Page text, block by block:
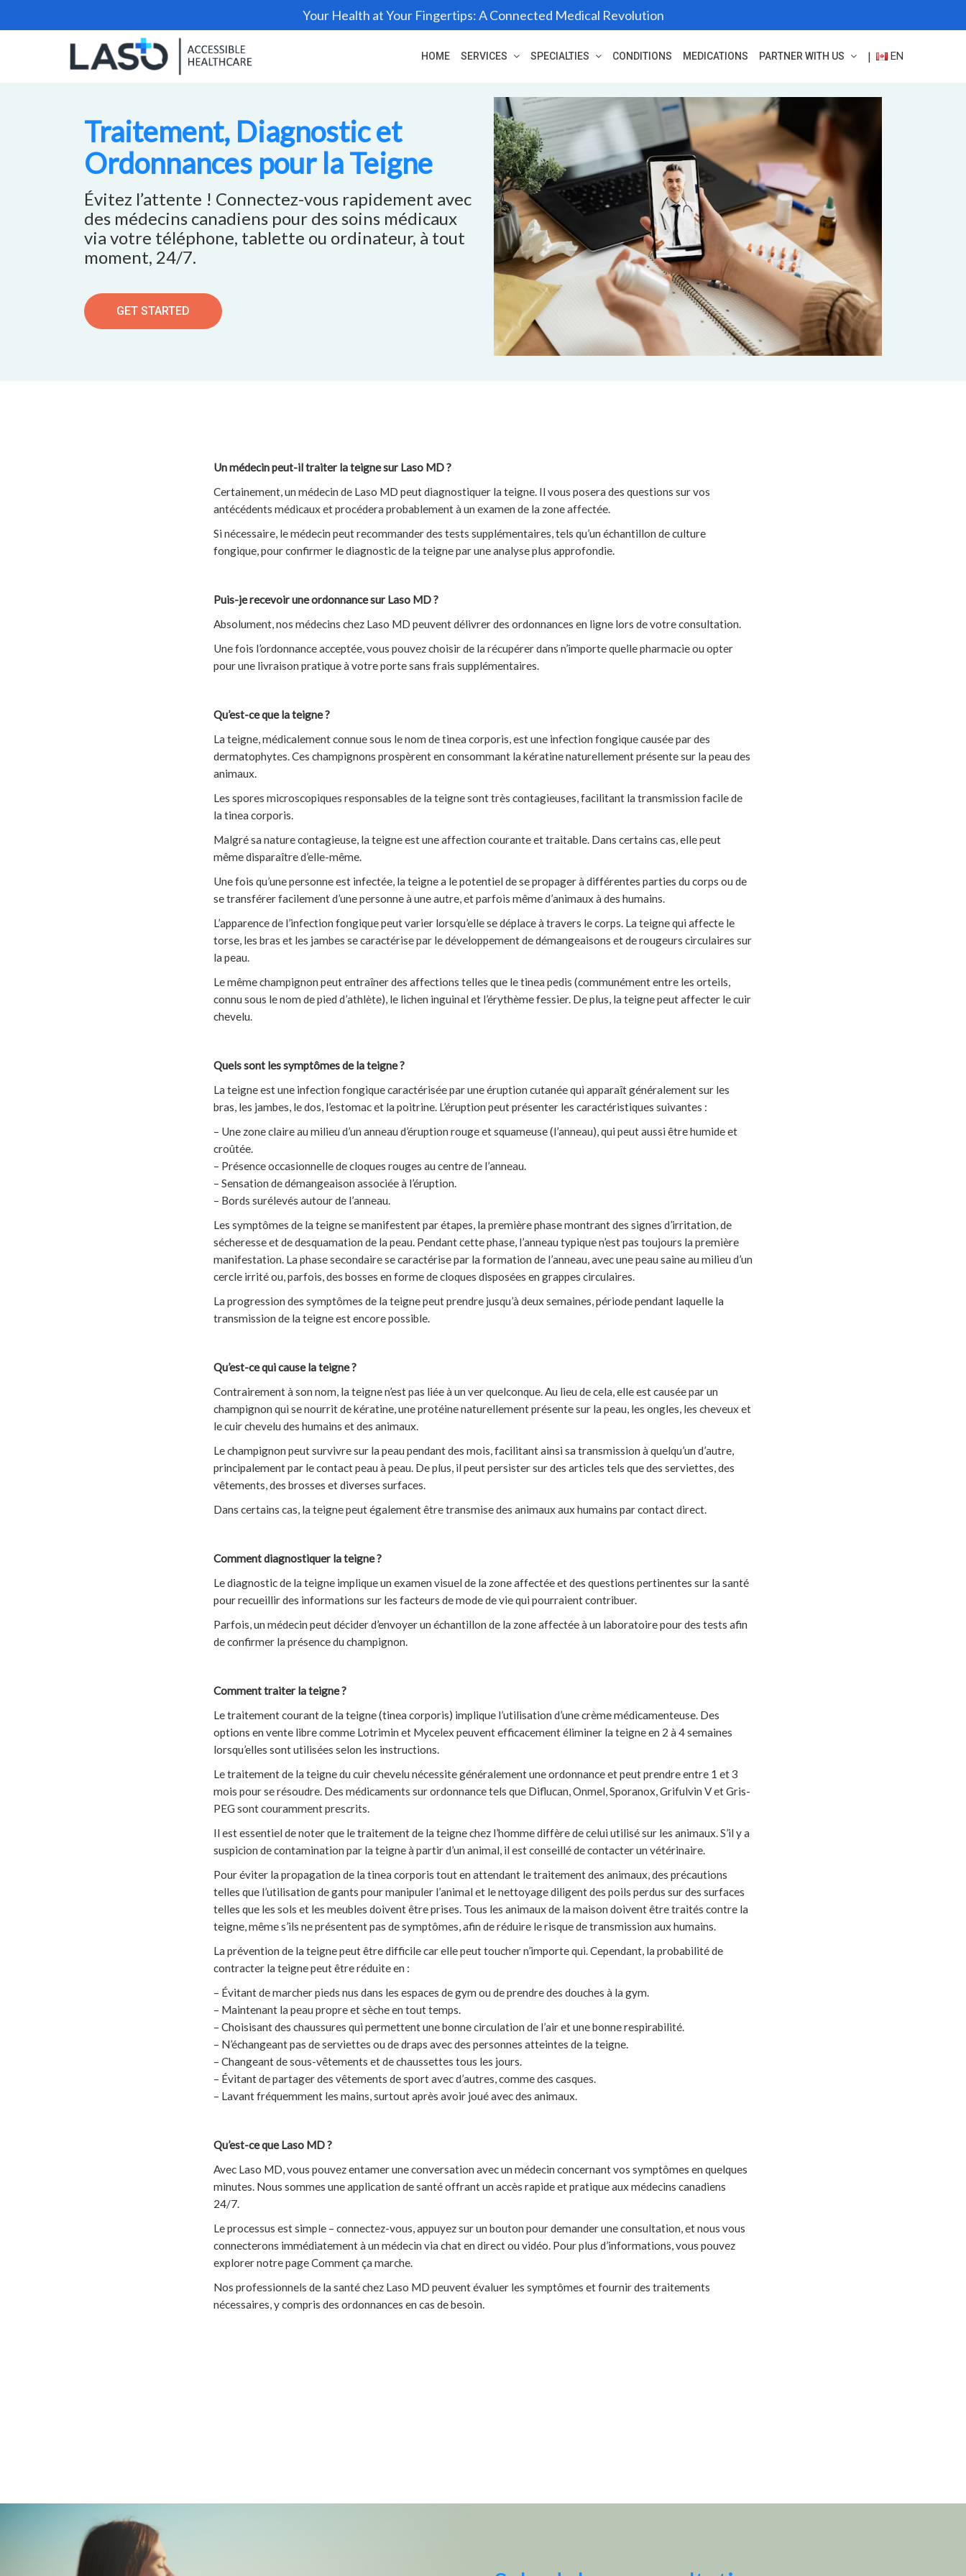
Your Health at Your Fingertips: A Connected Medical Revolution
HOME SERVICES SPECIALTIES CONDITIONS MEDICATIONS PARTNER WITH US | EN
Traitement, Diagnostic et
Ordonnances pour la Teigne
Évitez l’attente ! Connectez-vous rapidement avec
des médecins canadiens pour des soins médicaux
via votre téléphone, tablette ou ordinateur, à tout
moment, 24/7.
GET STARTED
Un médecin peut-il traiter la teigne sur Laso MD ?
Certainement, un médecin de Laso MD peut diagnostiquer la teigne. Il vous posera des questions sur vos
antécédents médicaux et procédera probablement à un examen de la zone affectée.
Si nécessaire, le médecin peut recommander des tests supplémentaires, tels qu’un échantillon de culture
fongique, pour confirmer le diagnostic de la teigne par une analyse plus approfondie.
Puis-je recevoir une ordonnance sur Laso MD ?
Absolument, nos médecins chez Laso MD peuvent délivrer des ordonnances en ligne lors de votre consultation.
Une fois l’ordonnance acceptée, vous pouvez choisir de la récupérer dans n’importe quelle pharmacie ou opter
pour une livraison pratique à votre porte sans frais supplémentaires.
Qu’est-ce que la teigne ?
La teigne, médicalement connue sous le nom de tinea corporis, est une infection fongique causée par des
dermatophytes. Ces champignons prospèrent en consommant la kératine naturellement présente sur la peau des
animaux.
Les spores microscopiques responsables de la teigne sont très contagieuses, facilitant la transmission facile de
la tinea corporis.
Malgré sa nature contagieuse, la teigne est une affection courante et traitable. Dans certains cas, elle peut
même disparaître d’elle-même.
Une fois qu’une personne est infectée, la teigne a le potentiel de se propager à différentes parties du corps ou de
se transférer facilement d’une personne à une autre, et parfois même d’animaux à des humains.
L’apparence de l’infection fongique peut varier lorsqu’elle se déplace à travers le corps. La teigne qui affecte le
torse, les bras et les jambes se caractérise par le développement de démangeaisons et de rougeurs circulaires sur
la peau.
Le même champignon peut entraîner des affections telles que le tinea pedis (communément entre les orteils,
connu sous le nom de pied d’athlète), le lichen inguinal et l’érythème fessier. De plus, la teigne peut affecter le cuir
chevelu.
Quels sont les symptômes de la teigne ?
La teigne est une infection fongique caractérisée par une éruption cutanée qui apparaît généralement sur les
bras, les jambes, le dos, l’estomac et la poitrine. L’éruption peut présenter les caractéristiques suivantes :
– Une zone claire au milieu d’un anneau d’éruption rouge et squameuse (l’anneau), qui peut aussi être humide et
croûtée.
– Présence occasionnelle de cloques rouges au centre de l’anneau.
– Sensation de démangeaison associée à l’éruption.
– Bords surélevés autour de l’anneau.
Les symptômes de la teigne se manifestent par étapes, la première phase montrant des signes d’irritation, de
sécheresse et de desquamation de la peau. Pendant cette phase, l’anneau typique n’est pas toujours la première
manifestation. La phase secondaire se caractérise par la formation de l’anneau, avec une peau saine au milieu d’un
cercle irrité ou, parfois, des bosses en forme de cloques disposées en grappes circulaires.
La progression des symptômes de la teigne peut prendre jusqu’à deux semaines, période pendant laquelle la
transmission de la teigne est encore possible.
Qu’est-ce qui cause la teigne ?
Contrairement à son nom, la teigne n’est pas liée à un ver quelconque. Au lieu de cela, elle est causée par un
champignon qui se nourrit de kératine, une protéine naturellement présente sur la peau, les ongles, les cheveux et
le cuir chevelu des humains et des animaux.
Le champignon peut survivre sur la peau pendant des mois, facilitant ainsi sa transmission à quelqu’un d’autre,
principalement par le contact peau à peau. De plus, il peut persister sur des articles tels que des serviettes, des
vêtements, des brosses et diverses surfaces.
Dans certains cas, la teigne peut également être transmise des animaux aux humains par contact direct.
Comment diagnostiquer la teigne ?
Le diagnostic de la teigne implique un examen visuel de la zone affectée et des questions pertinentes sur la santé
pour recueillir des informations sur les facteurs de mode de vie qui pourraient contribuer.
Parfois, un médecin peut décider d’envoyer un échantillon de la zone affectée à un laboratoire pour des tests afin
de confirmer la présence du champignon.
Comment traiter la teigne ?
Le traitement courant de la teigne (tinea corporis) implique l’utilisation d’une crème médicamenteuse. Des
options en vente libre comme Lotrimin et Mycelex peuvent efficacement éliminer la teigne en 2 à 4 semaines
lorsqu’elles sont utilisées selon les instructions.
Le traitement de la teigne du cuir chevelu nécessite généralement une ordonnance et peut prendre entre 1 et 3
mois pour se résoudre. Des médicaments sur ordonnance tels que Diflucan, Onmel, Sporanox, Grifulvin V et Gris-
PEG sont couramment prescrits.
Il est essentiel de noter que le traitement de la teigne chez l’homme diffère de celui utilisé sur les animaux. S’il y a
suspicion de contamination par la teigne à partir d’un animal, il est conseillé de contacter un vétérinaire.
Pour éviter la propagation de la tinea corporis tout en attendant le traitement des animaux, des précautions
telles que l’utilisation de gants pour manipuler l’animal et le nettoyage diligent des poils perdus sur des surfaces
telles que les sols et les meubles doivent être prises. Tous les animaux de la maison doivent être traités contre la
teigne, même s’ils ne présentent pas de symptômes, afin de réduire le risque de transmission aux humains.
La prévention de la teigne peut être difficile car elle peut toucher n’importe qui. Cependant, la probabilité de
contracter la teigne peut être réduite en :
– Évitant de marcher pieds nus dans les espaces de gym ou de prendre des douches à la gym.
– Maintenant la peau propre et sèche en tout temps.
– Choisisant des chaussures qui permettent une bonne circulation de l’air et une bonne respirabilité.
– N’échangeant pas de serviettes ou de draps avec des personnes atteintes de la teigne.
– Changeant de sous-vêtements et de chaussettes tous les jours.
– Évitant de partager des vêtements de sport avec d’autres, comme des casques.
– Lavant fréquemment les mains, surtout après avoir joué avec des animaux.
Qu’est-ce que Laso MD ?
Avec Laso MD, vous pouvez entamer une conversation avec un médecin concernant vos symptômes en quelques
minutes. Nous sommes une application de santé offrant un accès rapide et pratique aux médecins canadiens
24/7.
Le processus est simple – connectez-vous, appuyez sur un bouton pour demander une consultation, et nous vous
connecterons immédiatement à un médecin via chat en direct ou vidéo. Pour plus d’informations, vous pouvez
explorer notre page Comment ça marche.
Nos professionnels de la santé chez Laso MD peuvent évaluer les symptômes et fournir des traitements
nécessaires, y compris des ordonnances en cas de besoin.